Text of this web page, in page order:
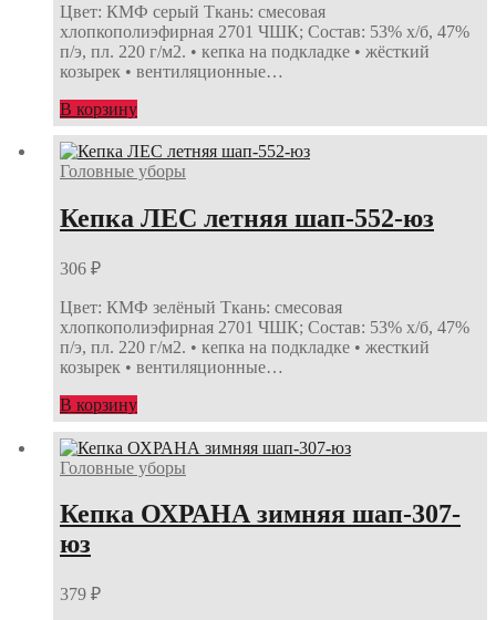
Цвет: КМФ серый Ткань: смесовая
хлопкополиэфирная 2701 ЧШК; Состав: 53% х/б, 47%
п/э, пл. 220 г/м2. • кепка на подкладке • жёсткий
козырек • вентиляционные…
В корзину
Головные уборы
Кепка ЛЕС летняя шап-552-юз
306 ₽
Цвет: КМФ зелёный Ткань: смесовая
хлопкополиэфирная 2701 ЧШК; Состав: 53% х/б, 47%
п/э, пл. 220 г/м2. • кепка на подкладке • жесткий
козырек • вентиляционные…
В корзину
Головные уборы
Кепка ОХРАНА зимняя шап-307-
юз
379 ₽